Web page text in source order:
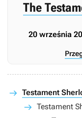
The
20 września
Testament
Testament